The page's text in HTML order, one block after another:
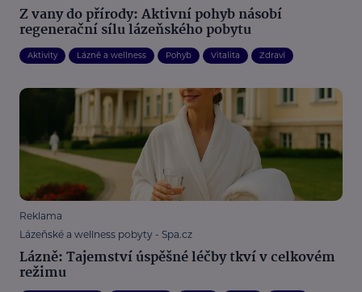
Z vany do přírody: Aktivní pohyb násobí
regenerační sílu lázeňského pobytu
Aktivity Lázně a wellness Pohyb Vitalita Zdraví
Reklama
Lázeňské a wellness pobyty - Spa.cz
Lázně: Tajemství úspěšné léčby tkví v celkovém
režimu